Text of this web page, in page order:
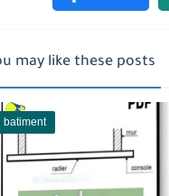
may like these posts
batiment